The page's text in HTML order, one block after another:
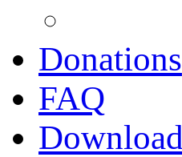
Donations
FAQ